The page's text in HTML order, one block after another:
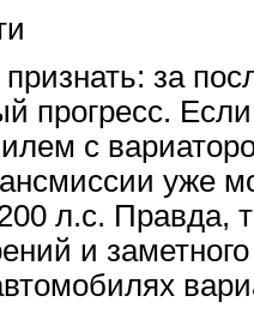
за
прогресс.
с
уже
л.с. Правда,
и